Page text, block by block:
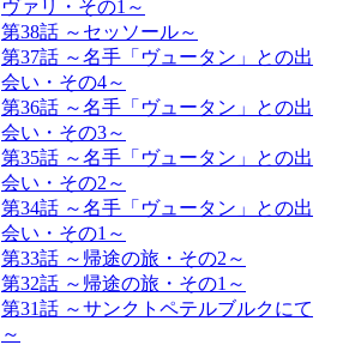
ヴァリ・その1～
第38話 ～セッソール～
第37話 ～名手「ヴュータン」との出
会い・その4～
第36話 ～名手「ヴュータン」との出
会い・その3～
第35話 ～名手「ヴュータン」との出
会い・その2～
第34話 ～名手「ヴュータン」との出
会い・その1～
第33話 ～帰途の旅・その2～
第32話 ～帰途の旅・その1～
第31話 ～サンクトペテルブルクにて
～